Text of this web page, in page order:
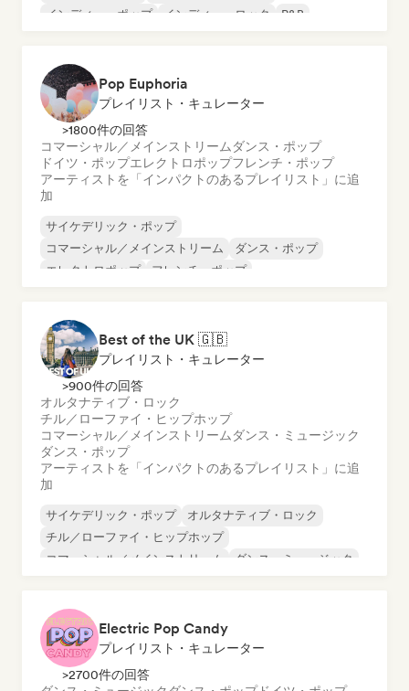
インディー・ポップ
インディー・ロック
R&B
Pop Euphoria
プレイリスト・キュレーター
>1800件の回答
コマーシャル／メインストリーム ダンス・ポップ
ドイツ・ポップエレクトロポップフレンチ・ポップ
アーティストを「インパクトのあるプレイリスト」に追
加
サイケデリック・ポップ
コマーシャル／メインストリーム
ダンス・ポップ
エレクトロポップ
フレンチ・ポップ
Best of the UK 🇬🇧
プレイリスト・キュレーター
>900件の回答
オルタナティブ・ロック
チル／ローファイ・ヒップホップ
コマーシャル／メインストリーム ダンス・ミュージック
ダンス・ポップ
アーティストを「インパクトのあるプレイリスト」に追
加
サイケデリック・ポップ
オルタナティブ・ロック
チル／ローファイ・ヒップホップ
コマーシャル／メインストリーム
ダンス・ミュージック
Electric Pop Candy
プレイリスト・キュレーター
>2700件の回答